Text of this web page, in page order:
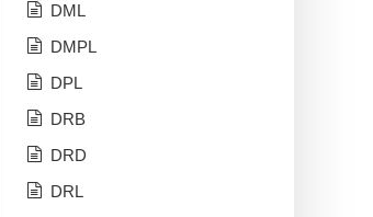
DML
DMPL
DPL
DRB
DRD
DRL